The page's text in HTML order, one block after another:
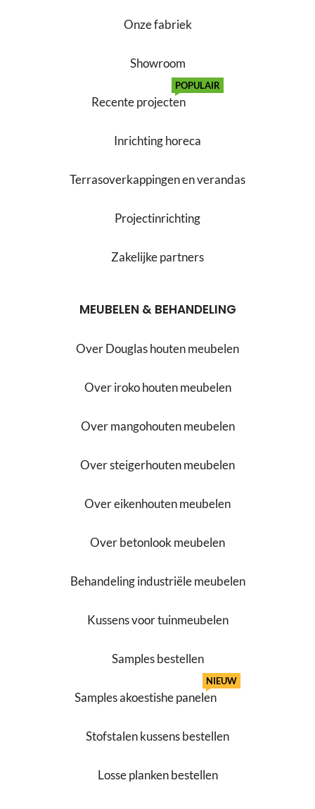
Onze fabriek
Showroom
Recente projecten
POPULAIR
Inrichting horeca
Terrasoverkappingen en verandas
Projectinrichting
Zakelijke partners
MEUBELEN & BEHANDELING
Over Douglas houten meubelen
Over iroko houten meubelen
Over mangohouten meubelen
Over steigerhouten meubelen
Over eikenhouten meubelen
Over betonlook meubelen
Behandeling industriële meubelen
Kussens voor tuinmeubelen
Samples bestellen
Samples akoestishe panelen
NIEUW
Stofstalen kussens bestellen
Losse planken bestellen